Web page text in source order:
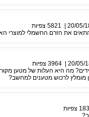
20/05/
5821 צפיות
את הזרם החשמלי למוצרי
20/05/
3964 צפיות
מה היא העלות של מטען
מומלץ לרכוש מטענים למחשב?
צפיות